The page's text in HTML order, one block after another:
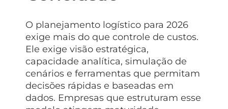
O planejamento logístico para 2026
exige mais do que controle de custos.
Ele exige visão estratégica,
capacidade analítica, simulação de
cenários e ferramentas que permitam
decisões rápidas e baseadas em
dados. Empresas que estruturam esse